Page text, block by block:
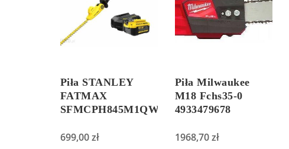
Piła STANLEY
FATMAX
SFMCPH845M1QW
699,00zł
Piła Milwaukee
M18 Fchs35-0
4933479678
1968,70zł